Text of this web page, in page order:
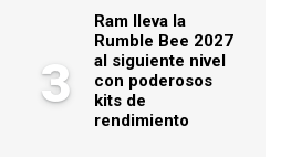
3
Ram lleva la
Rumble Bee 2027
al siguiente nivel
con poderosos
kits de
rendimiento